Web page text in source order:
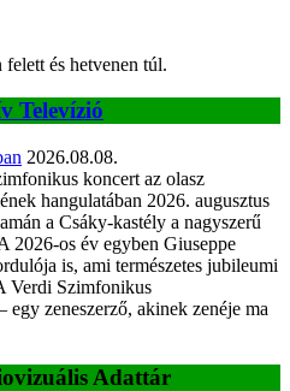
és hetvenen túl.
Televízió
2026.08.08.
koncert az olasz
hangulatában 2026. augusztus
a Csáky-kastély a nagyszerű
2026-os év egyben Giuseppe
is, ami természetes jubileumi
Verdi Szimfonikus
zeneszerző, akinek zenéje ma
Adattár